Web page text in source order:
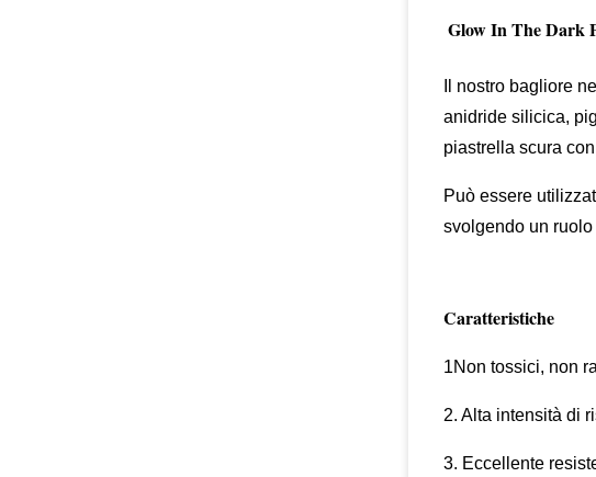
Glow In The Dark
Il nostro bagliore
anidride silicica,
piastrella scura
Può essere
svolgendo un
Caratteristiche
1Non tossici, non
2. Alta intensità di
3. Eccellente